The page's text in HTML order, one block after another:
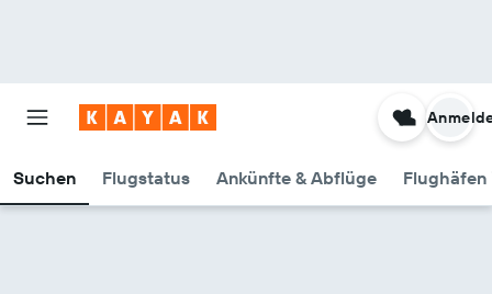
Suchen Flugstatus Ankünfte & Abflüge Flughäfen